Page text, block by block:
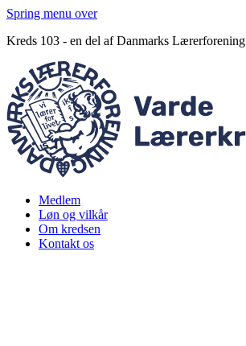
Spring menu over
Kreds 103 - en del af Danmarks Lærerforening
Medlem
Løn og vilkår
Om kredsen
Kontakt os